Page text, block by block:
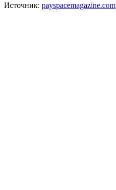
Источник: payspacemagazine.com